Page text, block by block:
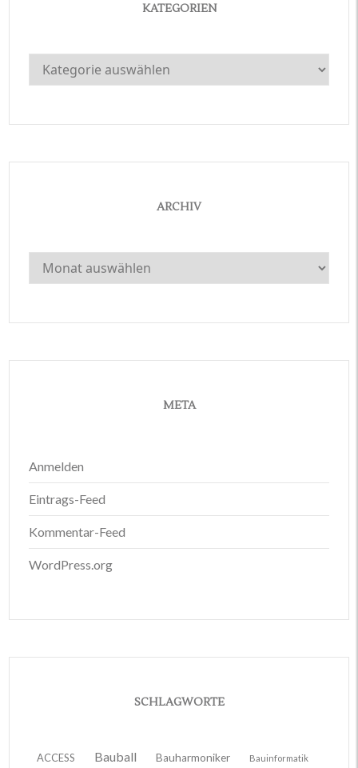
KATEGORIEN
Kategorien
ARCHIV
Archiv
META
Anmelden
Eintrags-Feed
Kommentar-Feed
WordPress.org
SCHLAGWORTE
ACCESS Bauball Bauharmoniker Bauinformatik